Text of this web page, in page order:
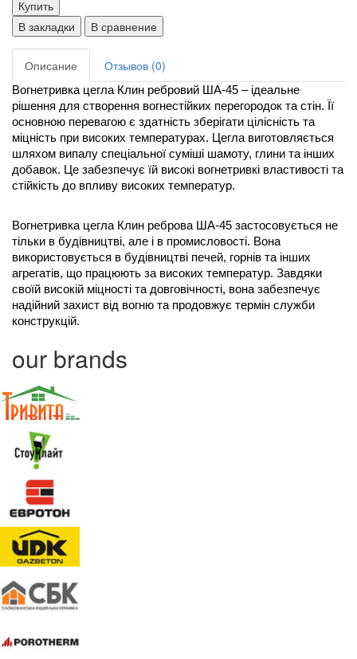
Купить
В закладки
В сравнение
Описание Отзывов (0)
Вогнетривка цегла Клин ребровий ША-45 – ідеальне
рішення для створення вогнестійких перегородок та стін. Її
основною перевагою є здатність зберігати цілісність та
міцність при високих температурах. Цегла виготовляється
шляхом випалу спеціальної суміші шамоту, глини та інших
добавок. Це забезпечує їй високі вогнетривкі властивості та
стійкість до впливу високих температур.
Вогнетривка цегла Клин реброва ША-45 застосовується не
тільки в будівництві, але і в промисловості. Вона
використовується в будівництві печей, горнів та інших
агрегатів, що працюють за високих температур. Завдяки
своїй високій міцності та довговічності, вона забезпечує
надійний захист від вогню та продовжує термін служби
конструкцій.
our brands